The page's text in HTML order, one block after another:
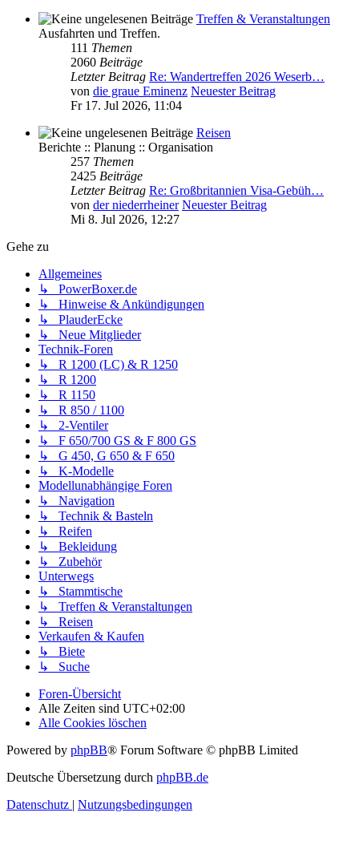
Treffen & Veranstaltungen
Ausfahrten und Treffen.
111 Themen
2060 Beiträge
Letzter Beitrag Re: Wandertreffen 2026 Weserb…
von die graue Eminenz Neuester Beitrag
Fr 17. Jul 2026, 11:04
Reisen
Berichte :: Planung :: Organisation
257 Themen
2425 Beiträge
Letzter Beitrag Re: Großbritannien Visa-Gebüh…
von der niederrheiner Neuester Beitrag
Mi 8. Jul 2026, 12:27
Gehe zu
Allgemeines
↳ PowerBoxer.de
↳ Hinweise & Ankündigungen
↳ PlauderEcke
↳ Neue Mitglieder
Technik-Foren
↳ R 1200 (LC) & R 1250
↳ R 1200
↳ R 1150
↳ R 850 / 1100
↳ 2-Ventiler
↳ F 650/700 GS & F 800 GS
↳ G 450, G 650 & F 650
↳ K-Modelle
Modellunabhängige Foren
↳ Navigation
↳ Technik & Basteln
↳ Reifen
↳ Bekleidung
↳ Zubehör
Unterwegs
↳ Stammtische
↳ Treffen & Veranstaltungen
↳ Reisen
Verkaufen & Kaufen
↳ Biete
↳ Suche
Foren-Übersicht
Alle Zeiten sind UTC+02:00
Alle Cookies löschen
Powered by phpBB® Forum Software © phpBB Limited
Deutsche Übersetzung durch phpBB.de
Datenschutz | Nutzungsbedingungen